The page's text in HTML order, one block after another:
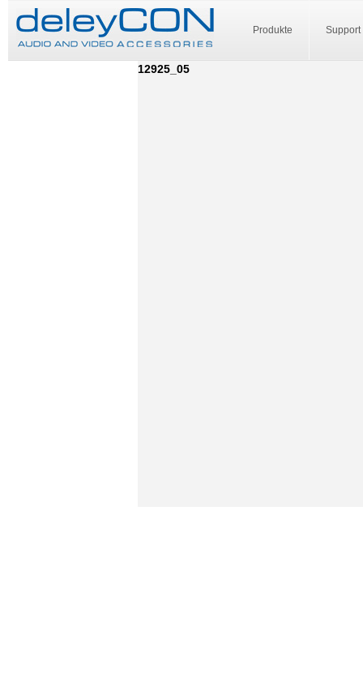
Produkte Support
12925_05